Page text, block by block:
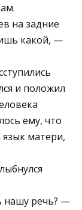
на задние
какой, —
и положил
ему, что
язык матери,
нашу речь? —